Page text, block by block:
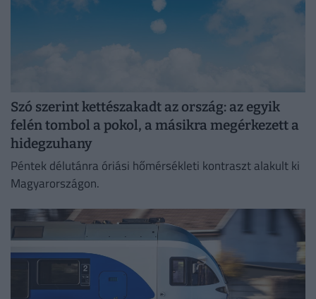
Szó szerint kettészakadt az ország: az egyik
felén tombol a pokol, a másikra megérkezett a
hidegzuhany
Péntek délutánra óriási hőmérsékleti kontraszt alakult ki
Magyarországon.